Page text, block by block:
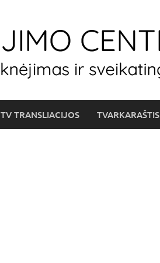
TV TRANSLIACIJOS TVARKARAŠTIS